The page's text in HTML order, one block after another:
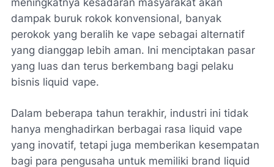
dampak buruk rokok konvensional, banyak
perokok yang beralih ke vape sebagai alternatif
yang dianggap lebih aman. Ini menciptakan pasar
yang luas dan terus berkembang bagi pelaku
bisnis liquid vape.
Dalam beberapa tahun terakhir, industri ini tidak
hanya menghadirkan berbagai rasa liquid vape
yang inovatif, tetapi juga memberikan kesempatan
bagi para pengusaha untuk memiliki brand liquid